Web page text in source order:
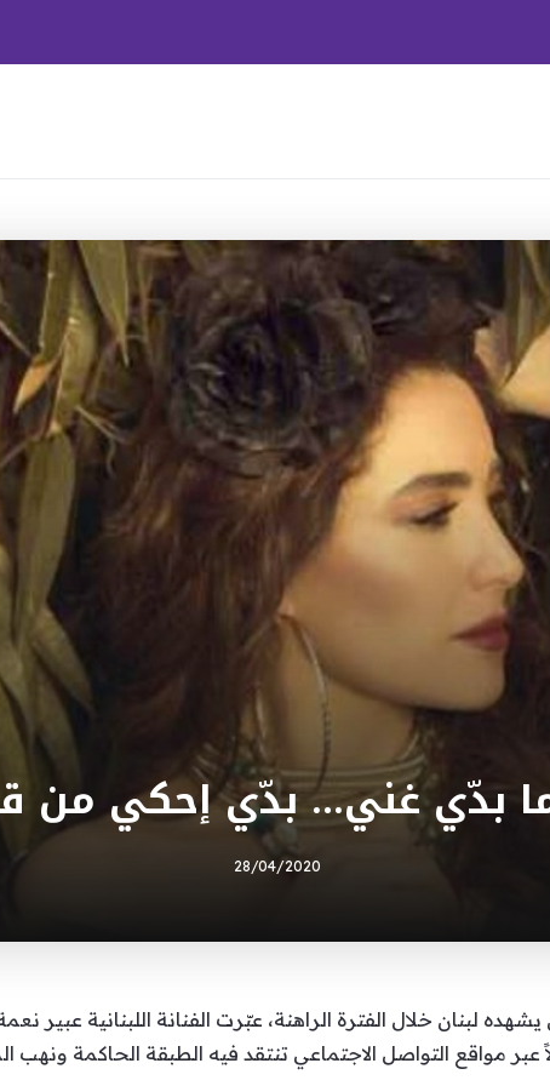
ما بدّي غني… بدّي إحكي من
28/04/2020
لبنان خلال الفترة الراهنة، عبّرت الفنانة اللبنانية عبير
مواقع التواصل الاجتماعي تنتقد فيه الطبقة الحاكمة ونهب